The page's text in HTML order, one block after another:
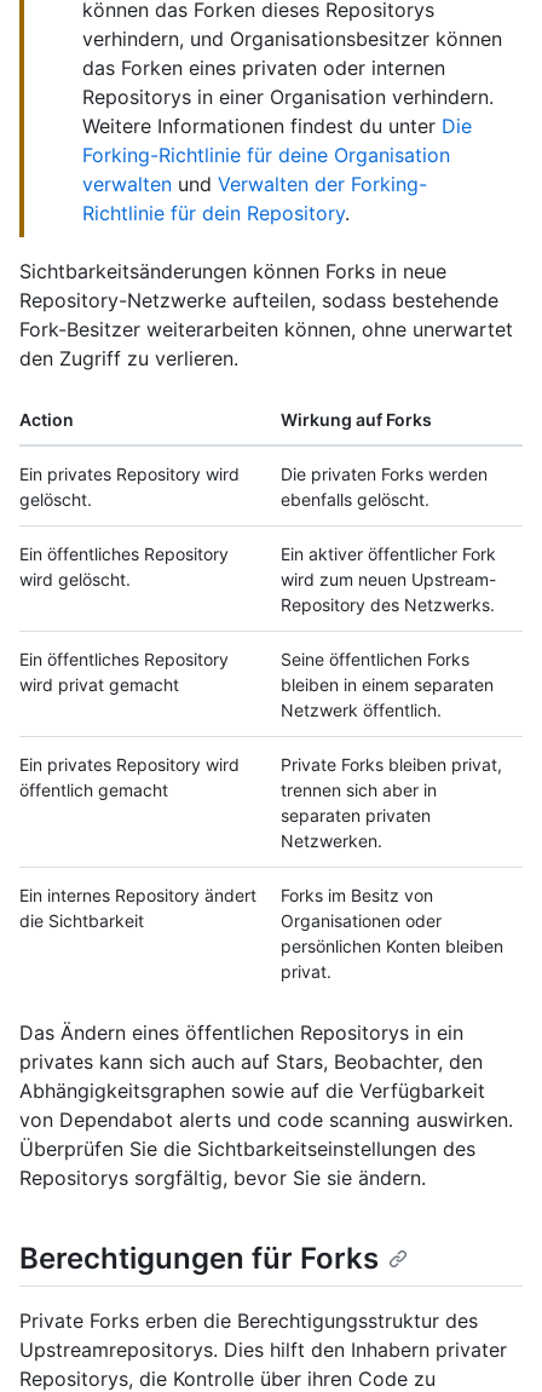
können das Forken dieses Repositorys
verhindern, und Organisationsbesitzer können
das Forken eines privaten oder internen
Repositorys in einer Organisation verhindern.
Weitere Informationen findest du unter Die
Forking-Richtlinie für deine Organisation
verwalten und Verwalten der Forking-
Richtlinie für dein Repository.
Sichtbarkeitsänderungen können Forks in neue
Repository-Netzwerke aufteilen, sodass bestehende
Fork-Besitzer weiterarbeiten können, ohne unerwartet
den Zugriff zu verlieren.
Action Wirkung auf Forks
Ein privates Repository wird
gelöscht.
Die privaten Forks werden
ebenfalls gelöscht.
Ein öffentliches Repository
wird gelöscht.
Ein aktiver öffentlicher Fork
wird zum neuen Upstream-
Repository des Netzwerks.
Ein öffentliches Repository
wird privat gemacht
Seine öffentlichen Forks
bleiben in einem separaten
Netzwerk öffentlich.
Ein privates Repository wird
öffentlich gemacht
Private Forks bleiben privat,
trennen sich aber in
separaten privaten
Netzwerken.
Ein internes Repository ändert
die Sichtbarkeit
Forks im Besitz von
Organisationen oder
persönlichen Konten bleiben
privat.
Das Ändern eines öffentlichen Repositorys in ein
privates kann sich auch auf Stars, Beobachter, den
Abhängigkeitsgraphen sowie auf die Verfügbarkeit
von Dependabot alerts und code scanning auswirken.
Überprüfen Sie die Sichtbarkeitseinstellungen des
Repositorys sorgfältig, bevor Sie sie ändern.
Berechtigungen für Forks
Private Forks erben die Berechtigungsstruktur des
Upstreamrepositorys. Dies hilft den Inhabern privater
Repositorys, die Kontrolle über ihren Code zu